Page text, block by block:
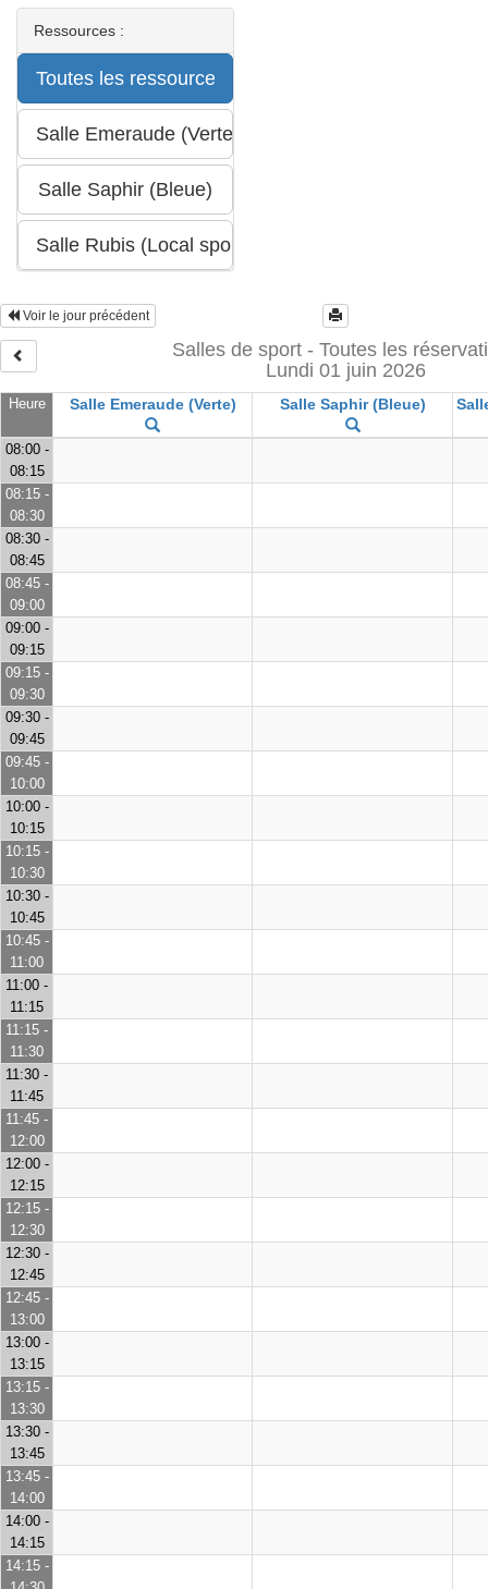
Ressources :
Voir le jour précédent
Salles de sport - Toutes les
Lundi 01 juin 2026
Heure Salle Emeraude (Verte) Salle Saphir (Bleue)
08:00 -
08:15
08:15 -
08:30
08:30 -
08:45
08:45 -
09:00
09:00 -
09:15
09:15 -
09:30
09:30 -
09:45
09:45 -
10:00
10:00 -
10:15
10:15 -
10:30
10:30 -
10:45
10:45 -
11:00
11:00 -
11:15
11:15 -
11:30
11:30 -
11:45
11:45 -
12:00
12:00 -
12:15
12:15 -
12:30
12:30 -
12:45
12:45 -
13:00
13:00 -
13:15
13:15 -
13:30
13:30 -
13:45
13:45 -
14:00
14:00 -
14:15
14:15 -